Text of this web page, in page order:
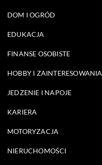
DOM I OGRÓD
EDUKACJA
FINANSE OSOBISTE
HOBBY I ZAINTERESOWANIA
JEDZENIE I NAPOJE
KARIERA
MOTORYZACJA
NIERUCHOMOŚCI